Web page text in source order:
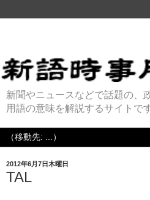
新聞やニュースなどで話題の、
用語の意味を解説するサイトです
2012年6月7日木曜日
TAL